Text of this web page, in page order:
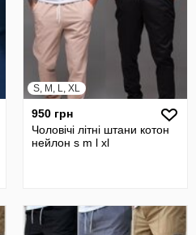
S, M, L, XL
950 грн
Чоловічі літні штани котон
нейлон s m l xl